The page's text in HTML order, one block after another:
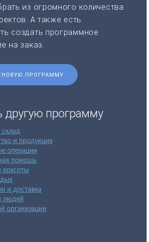
из огромного количества
А также есть
создать программное
на заказ.
НОВУЮ ПРОГРАММУ
другую программу
склад
и продукция
операции
помощь
красоты
и доставка
людей
организации